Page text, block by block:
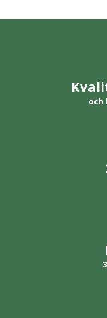
och